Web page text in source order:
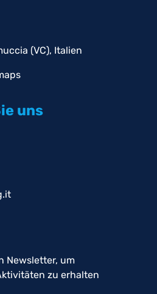
(VC), Italien
uns
Newsletter, um
zu erhalten